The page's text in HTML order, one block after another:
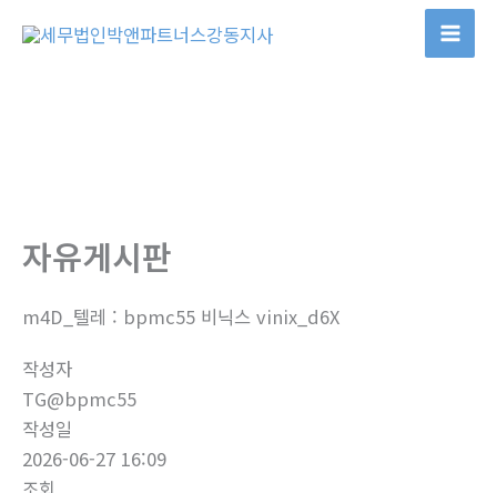
자유게시판
m4D_텔레 : bpmc55 비닉스 vinix_d6X
작성자
TG@bpmc55
작성일
2026-06-27 16:09